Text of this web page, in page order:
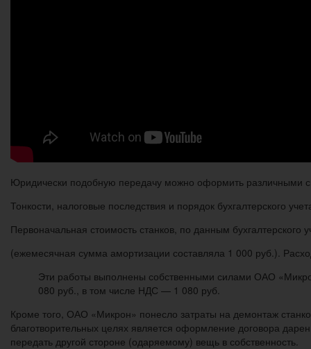
Юридически подобную передачу можно оформить различными
Тонкости, налоговые последствия и порядок бухгалтерского
Первоначальная стоимость станков, по данным
(ежемесячная сумма амортизации составляла 1 000 руб.).
Эти работы выполнены собственными силами ОАО
080 руб., в том числе НДС — 1 080 руб.
Кроме того, ОАО «Микрон» понесло затраты на демонтаж
благотворительных целях является оформление договора
передать другой стороне (одаряемому) вещь в собственность.